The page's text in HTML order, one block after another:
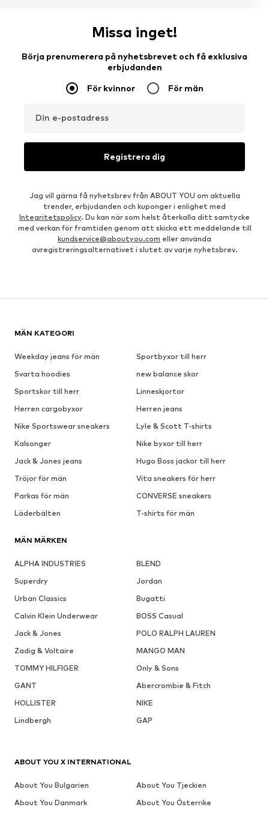
Missa inget!
Börja prenumerera på nyhetsbrevet och få exklusiva
erbjudanden
För kvinnor För män
Din e-postadress
Registrera dig
Jag vill gärna få nyhetsbrev från ABOUT YOU om aktuella
trender, erbjudanden och kuponger i enlighet med
Integritetspolicy. Du kan när som helst återkalla ditt samtycke
med verkan för framtiden genom att skicka ett meddelande till
kundservice@aboutyou.com eller använda
avregistreringsalternativet i slutet av varje nyhetsbrev.
MÄN KATEGORI
Weekday jeans för män
Sportbyxor till herr
Svarta hoodies
new balance skor
Sportskor till herr
Linneskjortor
Herren cargobyxor
Herren jeans
Nike Sportswear sneakers
Lyle & Scott T-shirts
Kalsonger
Nike byxor till herr
Jack & Jones jeans
Hugo Boss jackor till herr
Tröjor för män
Vita sneakers för herr
Parkas för män
CONVERSE sneakers
Läderbälten
T-shirts för män
MÄN MÄRKEN
ALPHA INDUSTRIES
BLEND
Superdry
Jordan
Urban Classics
Bugatti
Calvin Klein Underwear
BOSS Casual
Jack & Jones
POLO RALPH LAUREN
Zadig & Voltaire
MANGO MAN
TOMMY HILFIGER
Only & Sons
GANT
Abercrombie & Fitch
HOLLISTER
NIKE
Lindbergh
GAP
ABOUT YOU X INTERNATIONAL
About You Bulgarien
About You Tjeckien
About You Danmark
About You Österrike